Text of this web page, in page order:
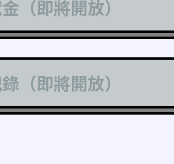
（即將開放）
（即將開放）